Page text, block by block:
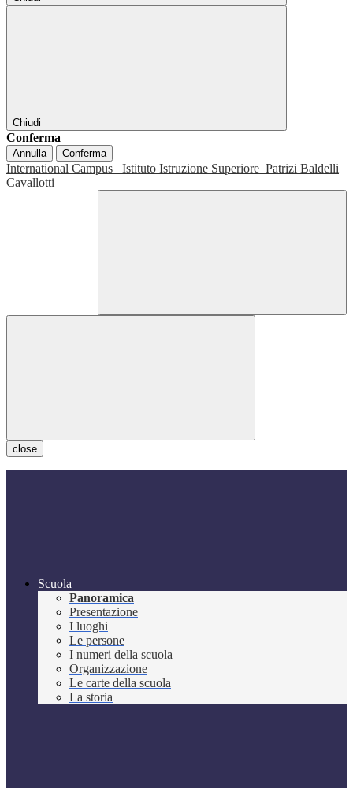
Chiudi
Conferma
Annulla Conferma
International Campus Istituto Istruzione Superiore Patrizi Baldelli
Cavallotti
close
Scuola
Panoramica
Presentazione
I luoghi
Le persone
I numeri della scuola
Organizzazione
Le carte della scuola
La storia